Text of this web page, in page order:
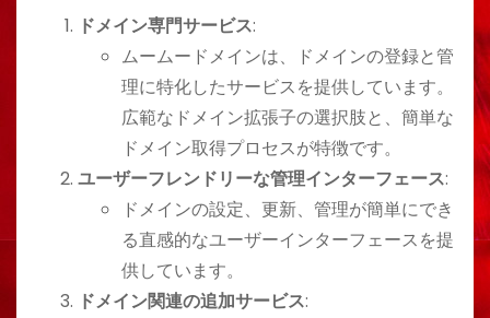
ドメイン専門サービス:
ムームードメインは、ドメインの登録と管
理に特化したサービスを提供しています。
広範なドメイン拡張子の選択肢と、簡単な
ドメイン取得プロセスが特徴です。
ユーザーフレンドリーな管理インターフェース:
ドメインの設定、更新、管理が簡単にでき
る直感的なユーザーインターフェースを提
供しています。
ドメイン関連の追加サービス: